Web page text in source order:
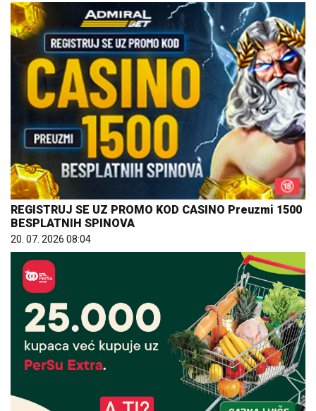
REGISTRUJ SE UZ PROMO KOD CASINO Preuzmi 1500
BESPLATNIH SPINOVA
20. 07. 2026 08:04